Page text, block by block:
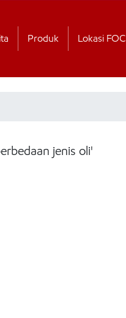
Produk Lokasi FOC
jenis oli'